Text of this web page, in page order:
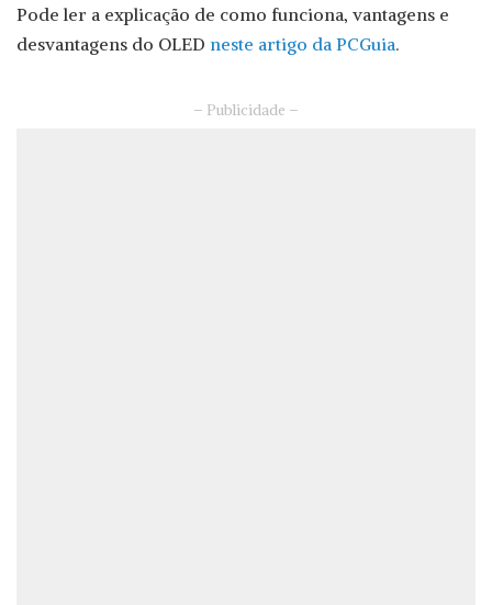
Pode ler a explicação de como funciona, vantagens e
desvantagens do OLED neste artigo da PCGuia.
– Publicidade –